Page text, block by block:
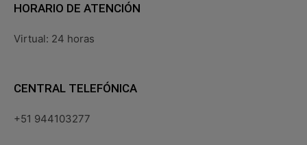
HORARIO DE ATENCIÓN
Virtual: 24 horas
CENTRAL TELEFÓNICA
+51 944103277